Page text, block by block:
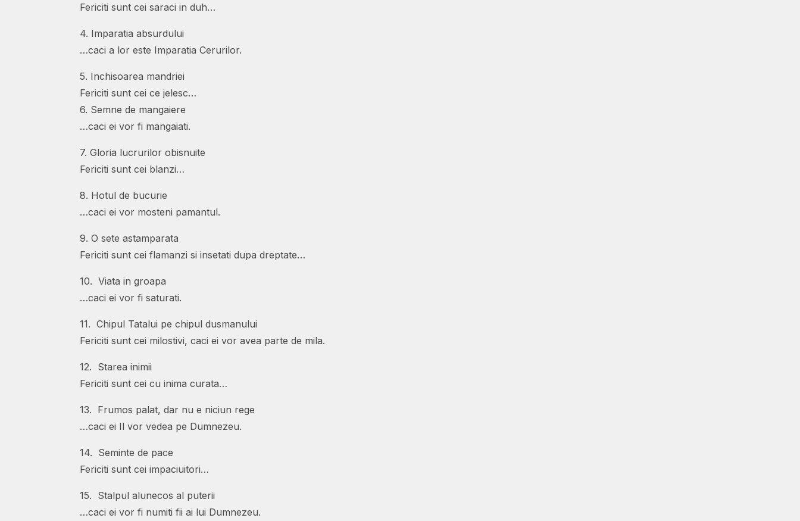
Fericiti sunt cei saraci in duh…
4. Imparatia absurdului
…caci a lor este Imparatia Cerurilor.
5. Inchisoarea mandriei
Fericiti sunt cei ce jelesc…
6. Semne de mangaiere
…caci ei vor fi mangaiati.
7. Gloria lucrurilor obisnuite
Fericiti sunt cei blanzi…
8. Hotul de bucurie
…caci ei vor mosteni pamantul.
9. O sete astamparata
Fericiti sunt cei flamanzi si insetati dupa dreptate…
10. Viata in groapa
…caci ei vor fi saturati.
11. Chipul Tatalui pe chipul dusmanului
Fericiti sunt cei milostivi, caci ei vor avea parte de mila.
12. Starea inimii
Fericiti sunt cei cu inima curata…
13. Frumos palat, dar nu e niciun rege
…caci ei Il vor vedea pe Dumnezeu.
14. Seminte de pace
Fericiti sunt cei impaciuitori…
15. Stalpul alunecos al puterii
…caci ei vor fi numiti fii ai lui Dumnezeu.